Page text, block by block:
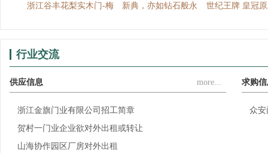
浙江谷丰花梨实木门-梅
新典，亦如钻石般永
世纪王牌 皇冠
行业交流
供应信息 more...
浙江金旗门业有限公司招工简章
贺村一门业企业欲对外出租或转让
山海协作园区厂房对外出租
求购
众安